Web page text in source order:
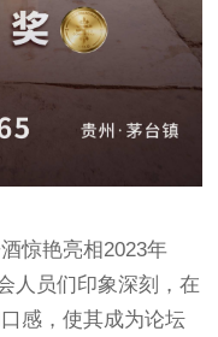
惊艳亮相2023年
人员们印象深刻，在
感，使其成为论坛